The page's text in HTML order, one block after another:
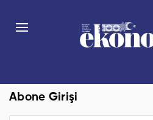
Abone Girişi